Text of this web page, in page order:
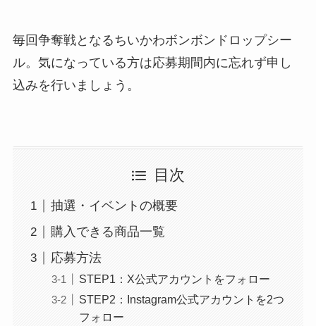
毎回争奪戦となるちいかわボンボンドロップシー
ル。気になっている方は応募期間内に忘れず申し
込みを行いましょう。
目次
抽選・イベントの概要
購入できる商品一覧
応募方法
STEP1：X公式アカウントをフォロー
STEP2：Instagram公式アカウントを2つ
フォロー